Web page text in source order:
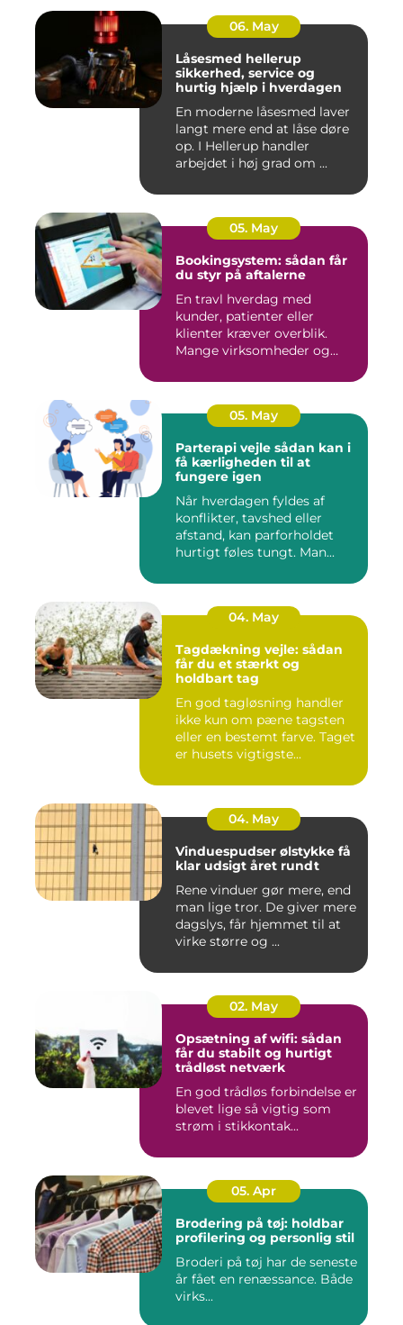
06. May
Låsesmed hellerup
sikkerhed, service og
hurtig hjælp i hverdagen
En moderne låsesmed laver
langt mere end at låse døre
op. I Hellerup handler
arbejdet i høj grad om ...
05. May
Bookingsystem: sådan får
du styr på aftalerne
En travl hverdag med
kunder, patienter eller
klienter kræver overblik.
Mange virksomheder og
05. May
Parterapi vejle sådan kan i
få kærligheden til at
fungere igen
Når hverdagen fyldes af
konflikter, tavshed eller
afstand, kan parforholdet
hurtigt føles tungt. Man...
04. May
Tagdækning vejle: sådan
får du et stærkt og
holdbart tag
En god tagløsning handler
ikke kun om pæne tagsten
eller en bestemt farve. Taget
er husets vigtigste...
04. May
Vinduespudser ølstykke få
klar udsigt året rundt
Rene vinduer gør mere, end
man lige tror. De giver mere
dagslys, får hjemmet til at
virke større og ...
02. May
Opsætning af wifi: sådan
får du stabilt og hurtigt
trådløst netværk
En god trådløs forbindelse er
blevet lige så vigtig som
strøm i stikkontak...
05. Apr
Brodering på tøj: holdbar
profilering og personlig stil
Broderi på tøj har de seneste
år fået en renæssance. Både
virks...